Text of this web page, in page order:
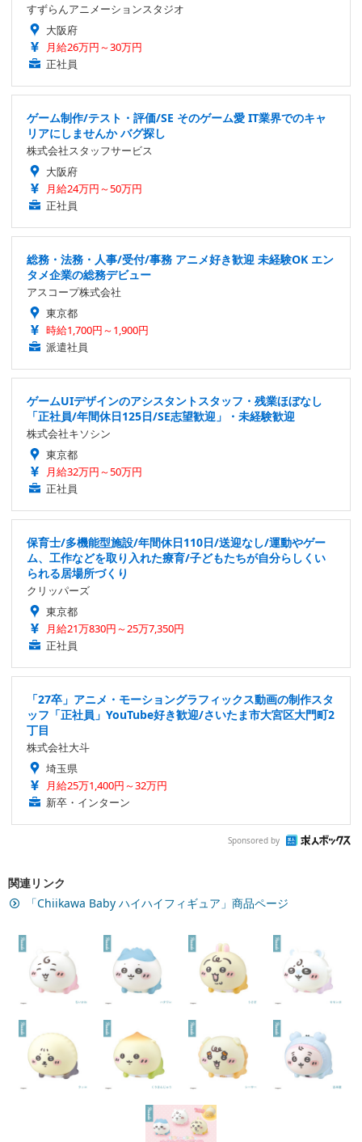
すずらんアニメーションスタジオ
大阪府
月給26万円～30万円
正社員
ゲーム制作/テスト・評価/SE そのゲーム愛 IT業界でのキャ
リアにしませんか バグ探し
株式会社スタッフサービス
大阪府
月給24万円～50万円
正社員
総務・法務・人事/受付/事務 アニメ好き歓迎 未経験OK エン
タメ企業の総務デビュー
アスコープ株式会社
東京都
時給1,700円～1,900円
派遣社員
ゲームUIデザインのアシスタントスタッフ・残業ほぼなし
「正社員/年間休日125日/SE志望歓迎」・未経験歓迎
株式会社キソシン
東京都
月給32万円～50万円
正社員
保育士/多機能型施設/年間休日110日/送迎なし/運動やゲー
ム、工作などを取り入れた療育/子どもたちが自分らしくい
られる居場所づくり
クリッパーズ
東京都
月給21万830円～25万7,350円
正社員
「27卒」アニメ・モーショングラフィックス動画の制作スタ
ッフ「正社員」YouTube好き歓迎/さいたま市大宮区大門町2
丁目
株式会社大斗
埼玉県
月給25万1,400円～32万円
新卒・インターン
Sponsored by
関連リンク
「Chiikawa Baby ハイハイフィギュア」商品ページ